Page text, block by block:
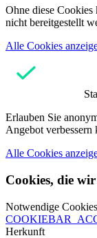
Ohne diese
nicht bereitgestellt
Alle Cookies
Erlauben Sie
Angebot verbessern
Alle Cookies
Cookies, die
Notwendige Cookies
Herkunft